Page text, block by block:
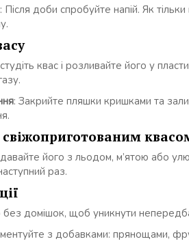
: Після доби спробуйте напій. Як
квас і розливайте його у
: Закрийте пляшки кришками та
його з льодом, м’ятою або
раз.
без домішок, щоб уникнути
з добавками: прянощами,